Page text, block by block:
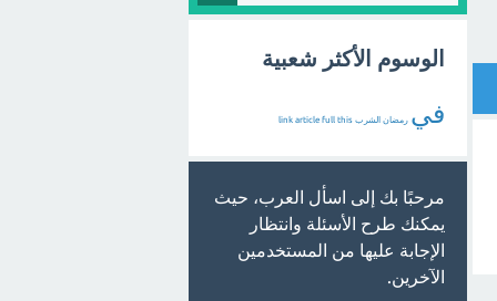
الوسوم الأكثر شعبية
في رمضان الشرب link article full this
مرحبًا بك إلى اسأل العرب، حيث
يمكنك طرح الأسئلة وانتظار
الإجابة عليها من المستخدمين
الآخرين.